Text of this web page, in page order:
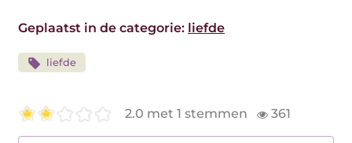
Geplaatst in de categorie: liefde
liefde
2.0 met 1 stemmen 361